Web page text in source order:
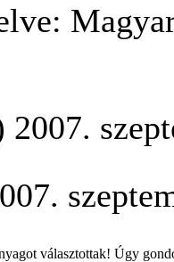
2007.
választottak! Úgy